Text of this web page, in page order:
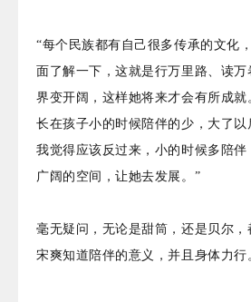
“每个民族都有自己很多传承的文化
面了解一下，这就是行万里路、读
界变开阔，这样她将来才会有所成就
长在孩子小的时候陪伴的少，大了
我觉得应该反过来，小的时候多陪
广阔的空间，让她去发展。”
毫无疑问，无论是甜筒，还是贝尔，
宋爽知道陪伴的意义，并且身体力行